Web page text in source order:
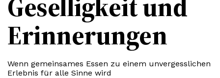
Erinnerungen
Wenn gemeinsames Essen zu einem unvergesslichen
Erlebnis für alle Sinne wird